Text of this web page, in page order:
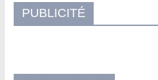
PUBLICITÉ